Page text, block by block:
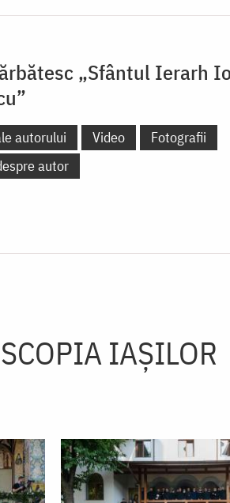
„Sfântul Ierarh
autorului Video
Fotografii
autor
IAŞILOR